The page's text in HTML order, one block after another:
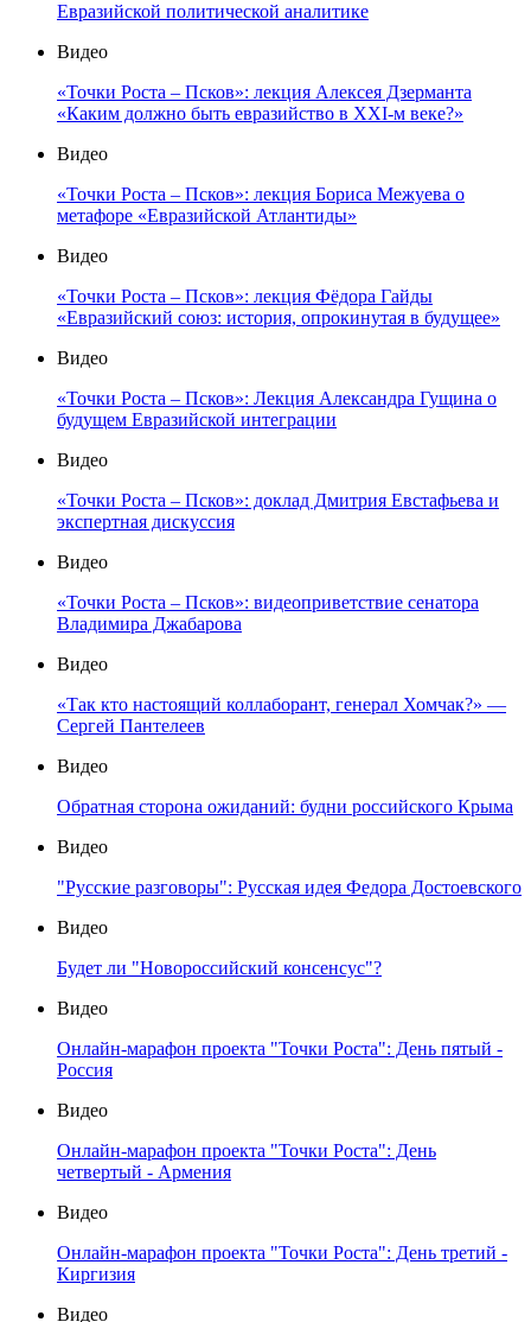
Евразийской политической аналитике
Видео
«Точки Роста – Псков»: лекция Алексея Дзерманта
«Каким должно быть евразийство в XXI-м веке?»
Видео
«Точки Роста – Псков»: лекция Бориса Межуева о
метафоре «Евразийской Атлантиды»
Видео
«Точки Роста – Псков»: лекция Фёдора Гайды
«Евразийский союз: история, опрокинутая в будущее»
Видео
«Точки Роста – Псков»: Лекция Александра Гущина о
будущем Евразийской интеграции
Видео
«Точки Роста – Псков»: доклад Дмитрия Евстафьева и
экспертная дискуссия
Видео
«Точки Роста – Псков»: видеоприветствие сенатора
Владимира Джабарова
Видео
«Так кто настоящий коллаборант, генерал Хомчак?» —
Сергей Пантелеев
Видео
Обратная сторона ожиданий: будни российского Крыма
Видео
"Русские разговоры": Русская идея Федора Достоевского
Видео
Будет ли "Новороссийский консенсус"?
Видео
Онлайн-марафон проекта "Точки Роста": День пятый -
Россия
Видео
Онлайн-марафон проекта "Точки Роста": День
четвертый - Армения
Видео
Онлайн-марафон проекта "Точки Роста": День третий -
Киргизия
Видео